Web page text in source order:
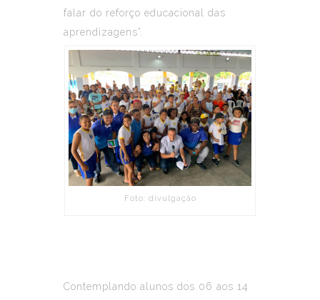
falar do reforço educacional das
aprendizagens”.
Foto: divulgação
Contemplando alunos dos 06 aos 14